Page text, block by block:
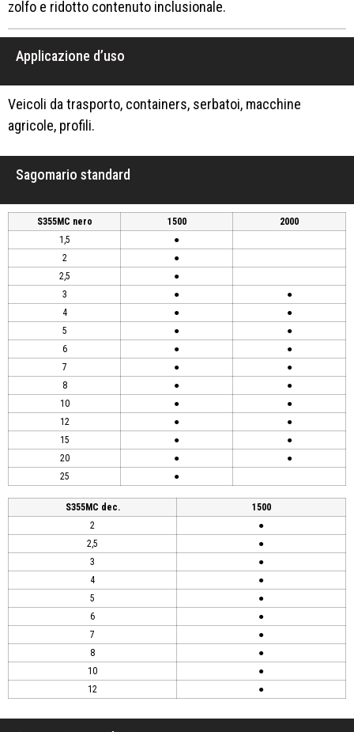
zolfo e ridotto contenuto inclusionale.
Applicazione d’uso
Veicoli da trasporto, containers, serbatoi, macchine
agricole, profili.
Sagomario standard
S355MC nero 1500
2000
1,5
●
2
●
2,5
●
3
●
●
4
●
●
5
●
●
6
●
●
7
●
●
8
●
●
10
●
●
12
●
●
15
●
●
20
●
●
25
●
S355MC dec.
1500
2
●
2,5
●
3
●
4
●
5
●
6
●
7
●
8
●
10
●
12
●